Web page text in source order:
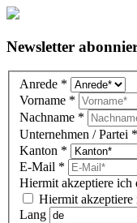
Newsletter
Newsletter
DE
(overlay)
Anrede *
Vorname *
Nachname *
Unternehmen / Partei *
Kanton *
E-Mail *
Hiermit akzeptiere ich
Hiermit akzeptiere
Lang